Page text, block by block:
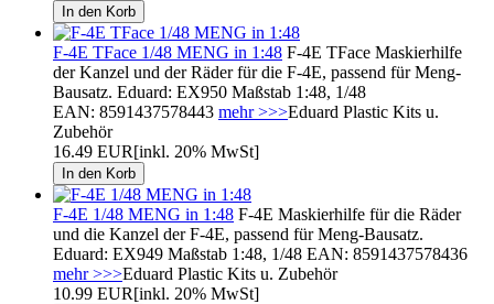
F-4E TFace 1/48 MENG in 1:48 F-4E TFace Maskierhilfe
der Kanzel und der Räder für die F-4E, passend für Meng-
Bausatz. Eduard: EX950 Maßstab 1:48, 1/48
EAN: 8591437578443 mehr >>>Eduard Plastic Kits u.
Zubehör
16.49 EUR[inkl. 20% MwSt]
F-4E 1/48 MENG in 1:48 F-4E Maskierhilfe für die Räder
und die Kanzel der F-4E, passend für Meng-Bausatz.
Eduard: EX949 Maßstab 1:48, 1/48 EAN: 8591437578436
mehr >>>Eduard Plastic Kits u. Zubehör
10.99 EUR[inkl. 20% MwSt]